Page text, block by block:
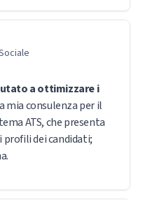
a ottimizzare i
mia consulenza per il
ATS, che presenta
dei candidati;